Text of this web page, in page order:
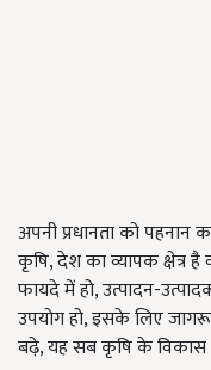
अपनी प्रधानता को
कृषि, देश का व्यापक क्षेत्र
फायदे में हो, उत्पादन-
उपयोग हो, इसके लिए
बढ़े, यह सब कृषि के